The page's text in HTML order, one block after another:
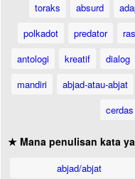
toraks
absurd
polkadot
predator
antologi
kreatif dialog
mandiri
abjad-atau-abjat
cerdas
★ Mana penulisan kata
abjad/abjat